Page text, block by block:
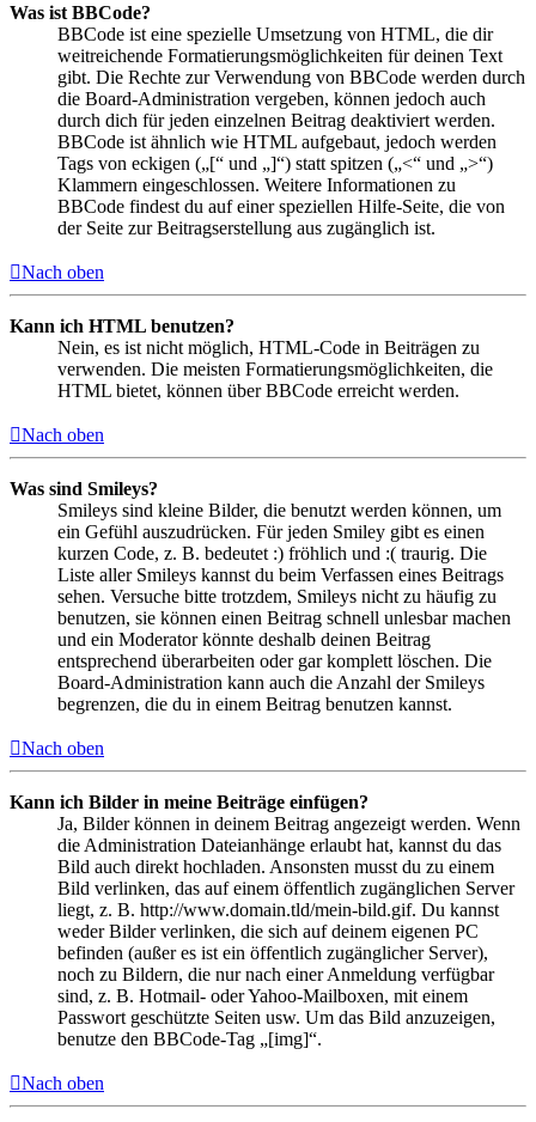
Was ist BBCode?
BBCode ist eine spezielle Umsetzung von HTML, die dir
weitreichende Formatierungsmöglichkeiten für deinen Text
gibt. Die Rechte zur Verwendung von BBCode werden durch
die Board-Administration vergeben, können jedoch auch
durch dich für jeden einzelnen Beitrag deaktiviert werden.
BBCode ist ähnlich wie HTML aufgebaut, jedoch werden
Tags von eckigen („[“ und „]“) statt spitzen („<“ und „>“)
Klammern eingeschlossen. Weitere Informationen zu
BBCode findest du auf einer speziellen Hilfe-Seite, die von
der Seite zur Beitragserstellung aus zugänglich ist.
Nach oben
Kann ich HTML benutzen?
Nein, es ist nicht möglich, HTML-Code in Beiträgen zu
verwenden. Die meisten Formatierungsmöglichkeiten, die
HTML bietet, können über BBCode erreicht werden.
Nach oben
Was sind Smileys?
Smileys sind kleine Bilder, die benutzt werden können, um
ein Gefühl auszudrücken. Für jeden Smiley gibt es einen
kurzen Code, z. B. bedeutet :) fröhlich und :( traurig. Die
Liste aller Smileys kannst du beim Verfassen eines Beitrags
sehen. Versuche bitte trotzdem, Smileys nicht zu häufig zu
benutzen, sie können einen Beitrag schnell unlesbar machen
und ein Moderator könnte deshalb deinen Beitrag
entsprechend überarbeiten oder gar komplett löschen. Die
Board-Administration kann auch die Anzahl der Smileys
begrenzen, die du in einem Beitrag benutzen kannst.
Nach oben
Kann ich Bilder in meine Beiträge einfügen?
Ja, Bilder können in deinem Beitrag angezeigt werden. Wenn
die Administration Dateianhänge erlaubt hat, kannst du das
Bild auch direkt hochladen. Ansonsten musst du zu einem
Bild verlinken, das auf einem öffentlich zugänglichen Server
liegt, z. B. http://www.domain.tld/mein-bild.gif. Du kannst
weder Bilder verlinken, die sich auf deinem eigenen PC
befinden (außer es ist ein öffentlich zugänglicher Server),
noch zu Bildern, die nur nach einer Anmeldung verfügbar
sind, z. B. Hotmail- oder Yahoo-Mailboxen, mit einem
Passwort geschützte Seiten usw. Um das Bild anzuzeigen,
benutze den BBCode-Tag „[img]“.
Nach oben